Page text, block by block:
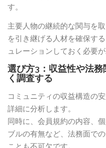
す。
主要人物の継続的な関与を
を引き継げる人材を確保す
ュレーションしておく必要が
選び方3：収益性や法
く調査する
コミュニティの収益構造の
詳細に分析します。
同時に、会員規約の内容、
ブルの有無など、法務面で
ことも不可欠です。